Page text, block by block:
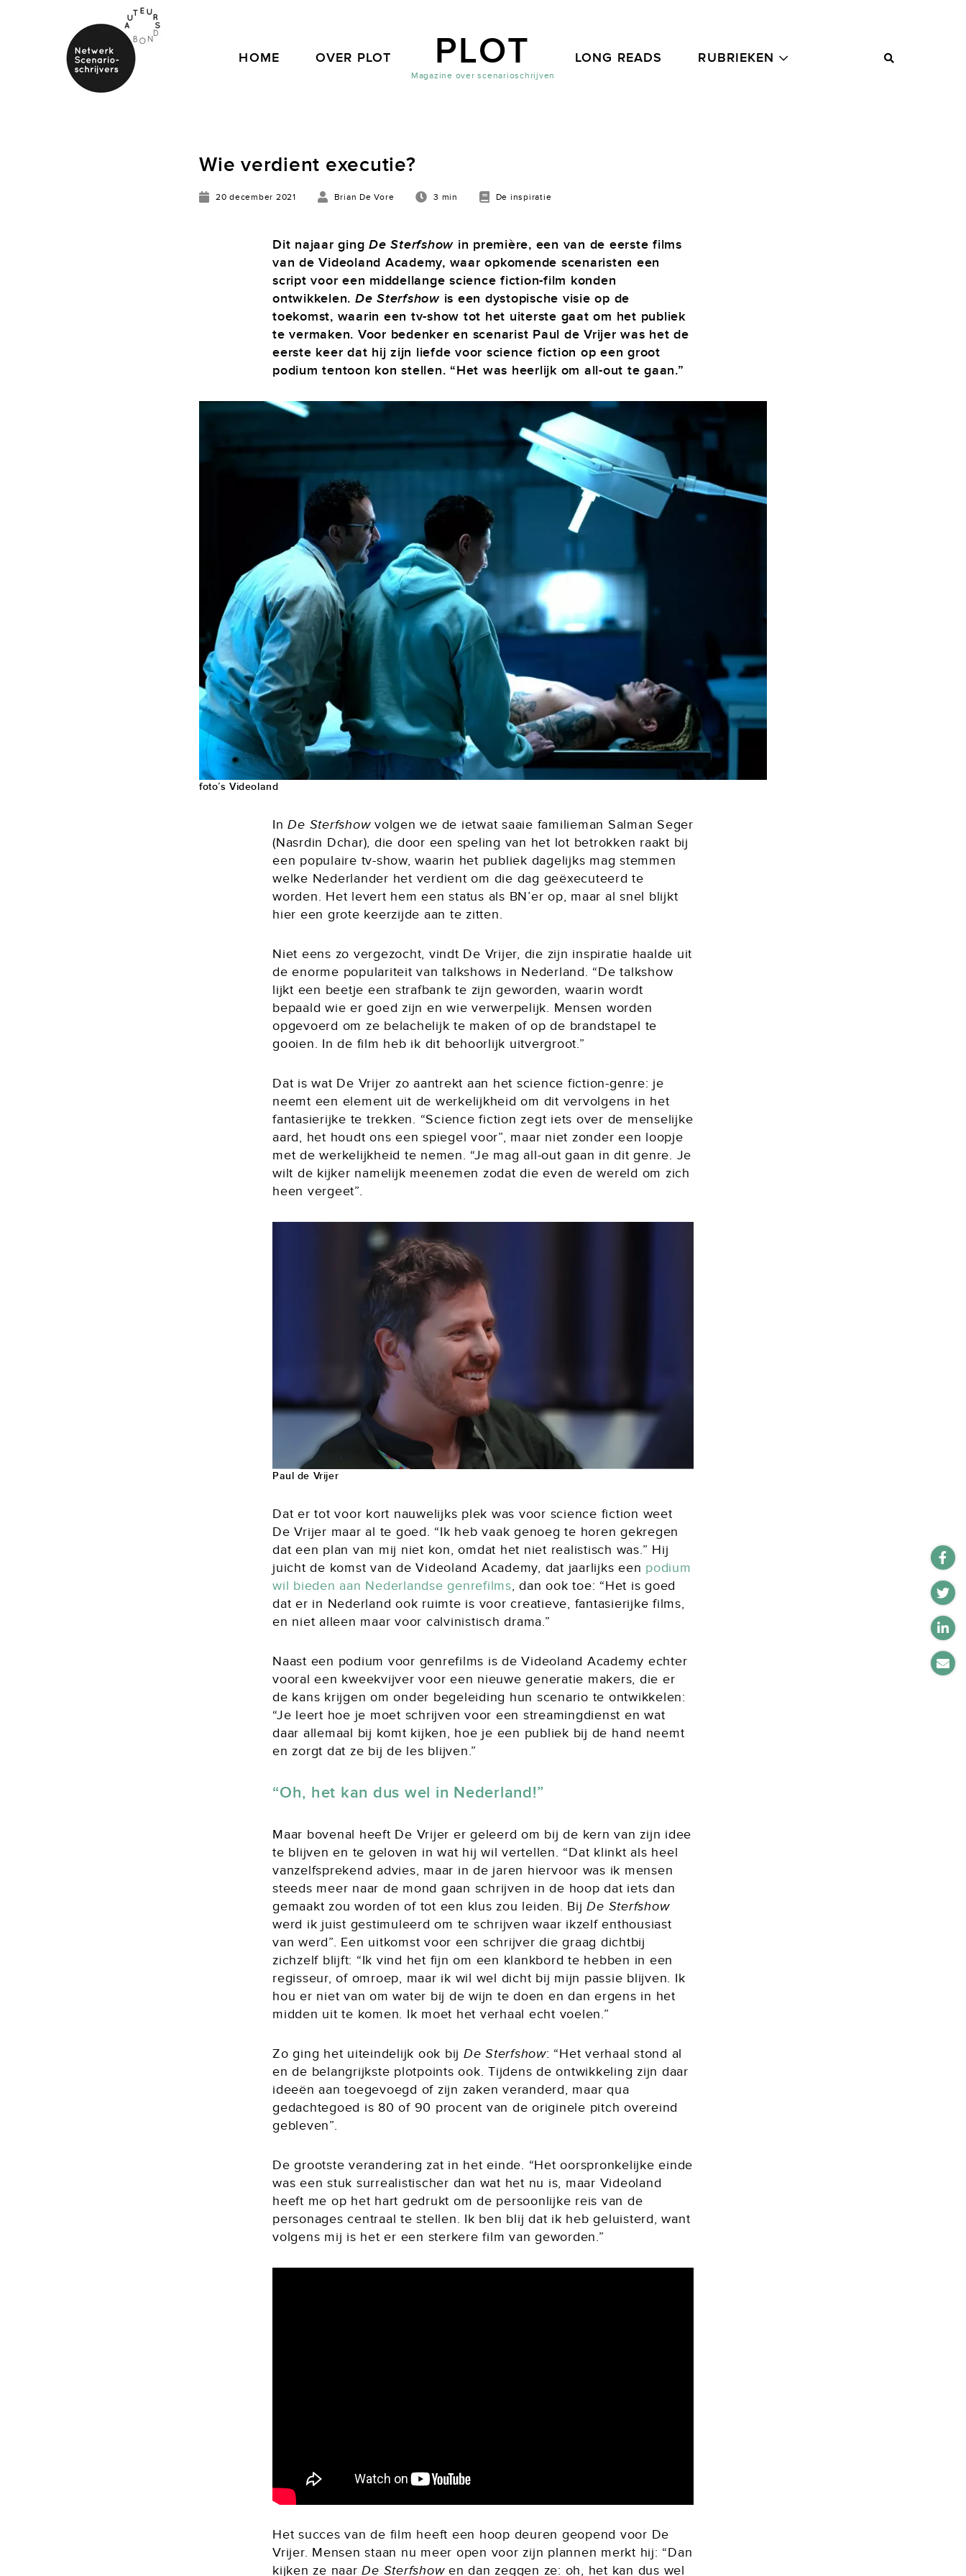
PLOT
Magazine over scenarioschrijven
HOME OVER PLOT LONG READS RUBRIEKEN
Wie verdient executie?
20 december 2021 Brian De Vore 3 min De inspiratie
Dit najaar gingDe Sterfshow in première, een van de eerste films
van de Videoland Academy, waar opkomende scenaristen een
script voor een middellange science fiction-film konden
ontwikkelen. De Sterfshowis een dystopische visie op de
toekomst, waarin een tv-show tot het uiterste gaat om het publiek
te vermaken. Voor bedenker en scenarist Paul de Vrijer was het de
eerste keer dat hij zijn liefde voor science fiction op een groot
podium tentoon kon stellen. “Het was heerlijk om all-out te gaan.”
foto’s Videoland
InDe Sterfshowvolgen we de ietwat saaie familieman Salman Seger
(Nasrdin Dchar), die door een speling van het lot betrokken raakt bij
een populaire tv-show, waarin het publiek dagelijks mag stemmen
welke Nederlander het verdient om die dag geëxecuteerd te
worden. Het levert hem een status als BN’er op, maar al snel blijkt
hier een grote keerzijde aan te zitten.
Niet eens zo vergezocht, vindt De Vrijer, die zijn inspiratie haalde uit
de enorme populariteit van talkshows in Nederland. “De talkshow
lijkt een beetje een strafbank te zijn geworden, waarin wordt
bepaald wie er goed zijn en wie verwerpelijk. Mensen worden
opgevoerd om ze belachelijk te maken of op de brandstapel te
gooien. In de film heb ik dit behoorlijk uitvergroot.”
Dat is wat De Vrijer zo aantrekt aan het science fiction-genre: je
neemt een element uit de werkelijkheid om dit vervolgens in het
fantasierijke te trekken. “Science fiction zegt iets over de menselijke
aard, het houdt ons een spiegel voor”, maar niet zonder een loopje
met de werkelijkheid te nemen. “Je mag all-out gaan in dit genre. Je
wilt de kijker namelijk meenemen zodat die even de wereld om zich
heen vergeet”.
Paul de Vrijer
Dat er tot voor kort nauwelijks plek was voor science fiction weet
De Vrijer maar al te goed. “Ik heb vaak genoeg te horen gekregen
dat een plan van mij niet kon, omdat het niet realistisch was.” Hij
juicht de komst van de Videoland Academy, dat jaarlijks een podium
wil bieden aan Nederlandse genrefilms, dan ook toe: “Het is goed
dat er in Nederland ook ruimte is voor creatieve, fantasierijke films,
en niet alleen maar voor calvinistisch drama.”
Naast een podium voor genrefilms is de Videoland Academy echter
vooral een kweekvijver voor een nieuwe generatie makers, die er
de kans krijgen om onder begeleiding hun scenario te ontwikkelen:
“Je leert hoe je moet schrijven voor een streamingdienst en wat
daar allemaal bij komt kijken, hoe je een publiek bij de hand neemt
en zorgt dat ze bij de les blijven.”
Oh, het kan dus wel in Nederland!
Maar bovenal heeft De Vrijer er geleerd om bij de kern van zijn idee
te blijven en te geloven in wat hij wil vertellen. “Dat klinkt als heel
vanzelfsprekend advies, maar in de jaren hiervoor was ik mensen
steeds meer naar de mond gaan schrijven in de hoop dat iets dan
gemaakt zou worden of tot een klus zou leiden. BijDe Sterfshow
werd ik juist gestimuleerd om te schrijven waar ikzelf enthousiast
van werd”. Een uitkomst voor een schrijver die graag dichtbij
zichzelf blijft: “Ik vind het fijn om een klankbord te hebben in een
regisseur, of omroep, maar ik wil wel dicht bij mijn passie blijven. Ik
hou er niet van om water bij de wijn te doen en dan ergens in het
midden uit te komen. Ik moet het verhaal echt voelen.”
Zo ging het uiteindelijk ook bij De Sterfshow: “Het verhaal stond al
en de belangrijkste plotpoints ook. Tijdens de ontwikkeling zijn daar
ideeën aan toegevoegd of zijn zaken veranderd, maar qua
gedachtegoed is 80 of 90 procent van de originele pitch overeind
gebleven”.
De grootste verandering zat in het einde. “Het oorspronkelijke einde
was een stuk surrealistischer dan wat het nu is, maar Videoland
heeft me op het hart gedrukt om de persoonlijke reis van de
personages centraal te stellen. Ik ben blij dat ik heb geluisterd, want
volgens mij is het er een sterkere film van geworden.”
Het succes van de film heeft een hoop deuren geopend voor De
Vrijer. Mensen staan nu meer open voor zijn plannen merkt hij: “Dan
kijken ze naarDe Sterfshowen dan zeggen ze: oh, het kan dus wel